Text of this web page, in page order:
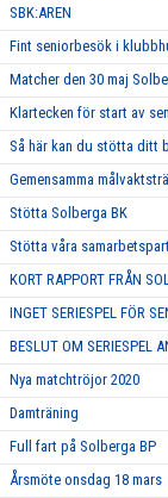
SBK:AREN
Fint seniorbesök i
Matcher den 30 maj
Klartecken för start av
Så här kan du stötta ditt
Gemensamma
Stötta Solberga BK
Stötta våra
KORT RAPPORT FRÅN
INGET SERIESPEL FÖR
BESLUT OM SERIESPEL
Nya matchtröjor 2020
Damträning
Full fart på Solberga BP
Årsmöte onsdag 18 mars